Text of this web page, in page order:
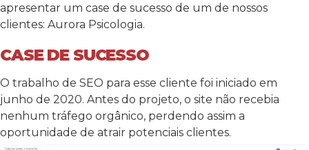
apresentar um case de sucesso de um de nossos
clientes: Aurora Psicologia.
CASE DE SUCESSO
O trabalho de SEO para esse cliente foi iniciado em
junho de 2020. Antes do projeto, o site não recebia
nenhum tráfego orgânico, perdendo assim a
oportunidade de atrair potenciais clientes.